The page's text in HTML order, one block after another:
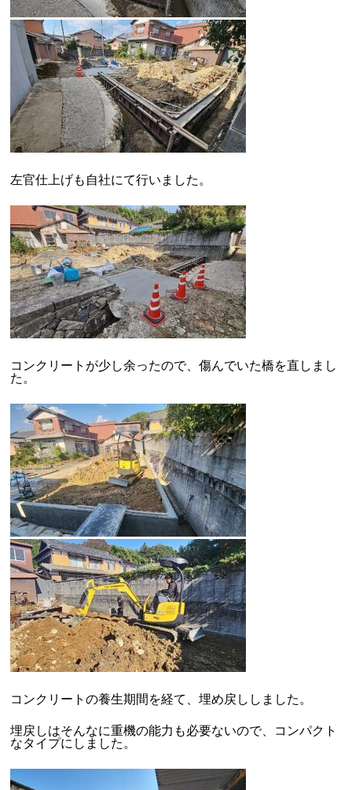
左官仕上げも自社にて行いました。
コンクリートが少し余ったので、傷んでいた橋を直しまし
た。
コンクリートの養生期間を経て、埋め戻ししました。
埋戻しはそんなに重機の能力も必要ないので、コンパクト
なタイプにしました。